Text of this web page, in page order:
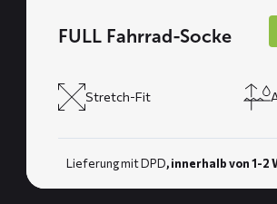
FULL Fahrrad-Socke
Stretch-Fit
Lieferung mit DPD, innerhalb von 1-2